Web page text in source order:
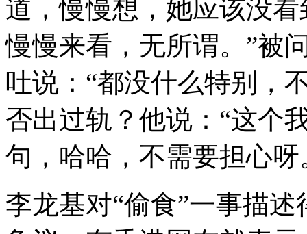
道，慢慢想，她应该没
慢慢来看，无所谓。”被
吐说：“都没什么特别，
否出过轨？他说：“这个
句，哈哈，不需要担心呀
李龙基对“偷食”一事描